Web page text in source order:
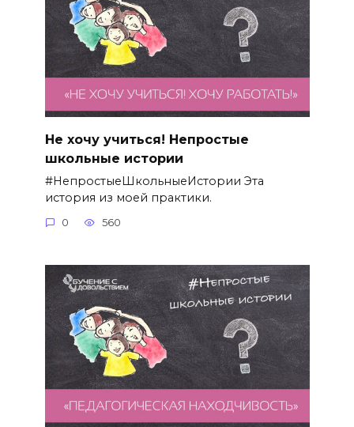
Не хочу учиться! Непростые
школьные истории
#НепростыеШкольныеИстории Эта
история из моей практики.
0 560